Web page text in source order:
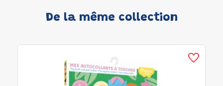
De la même collection